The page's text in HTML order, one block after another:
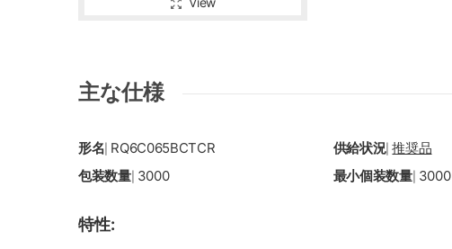
主な仕様
形名 RQ6C065BCTCR 供給状況|推奨品
包装数量| 3000 最小個装数量| 3000
特性: